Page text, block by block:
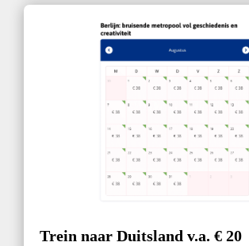
Trein naar Duitsland v.a. € 20